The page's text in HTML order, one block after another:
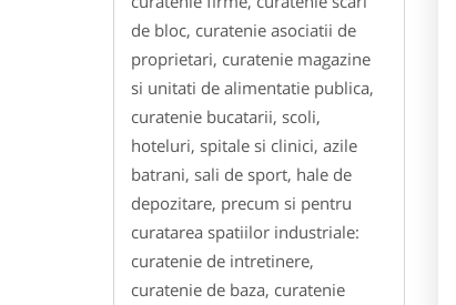
de bloc, curatenie asociatii de
proprietari, curatenie magazine
si unitati de alimentatie publica,
curatenie bucatarii, scoli,
hoteluri, spitale si clinici, azile
batrani, sali de sport, hale de
depozitare, precum si pentru
curatarea spatiilor industriale:
curatenie de intretinere,
curatenie de baza, curatenie